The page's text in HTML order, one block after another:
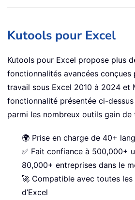
Kutools pour Excel
Kutools pour Excel propose plus
fonctionnalités avancées
travail sous Excel 2010 à 2024 et
fonctionnalité présentée ci-dessus
parmi les nombreux outils gain de
🌍 Prise en charge de 40+
✅ Fait confiance à 500,000+
80,000+ entreprises dans le
🚀 Compatible avec toutes
d’Excel